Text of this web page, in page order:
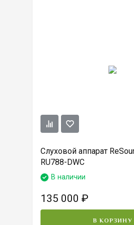
Слуховой аппарат
RU788-DWC
В наличии
135 000 ₽
В КОРЗИНУ